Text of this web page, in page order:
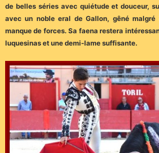
de belles séries avec quiétude et douceur,
avec un noble eral de Gallon, gêné
manque de forces. Sa faena restera
luquesinas et une demi-lame suffisante.